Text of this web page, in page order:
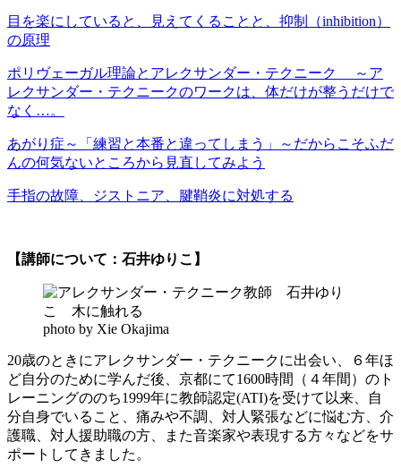
目を楽にしていると、見えてくることと、抑制（inhibition）
の原理
ポリヴェーガル理論とアレクサンダー・テクニーク ～ア
レクサンダー・テクニークのワークは、体だけが整うだけで
なく…。
あがり症～「練習と本番と違ってしまう」～だからこそふだ
んの何気ないところから見直してみよう
手指の故障、ジストニア、腱鞘炎に対処する
【講師について：石井ゆりこ】
photo by Xie Okajima
20歳のときにアレクサンダー・テクニークに出会い、６年ほ
ど自分のために学んだ後、京都にて1600時間（４年間）のト
レーニングののち1999年に教師認定(ATI)を受けて以来、自
分自身でいること、 痛みや不調、対人緊張などに悩む方、介
護職、対人援助職の方、また音楽家や表現する方々などをサ
ポートしてきました。